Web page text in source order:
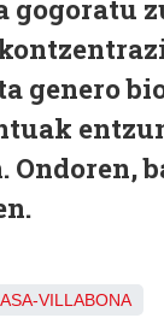
gogoratu
genero
Ondoren,
VILLABONA